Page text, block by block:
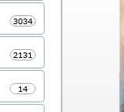
3034
2131
14